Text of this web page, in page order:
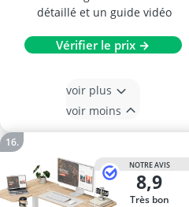
détaillé et un guide vidéo
Vérifier le prix →
voir plus
voir moins
NOTRE AVIS
8,9
Très bon